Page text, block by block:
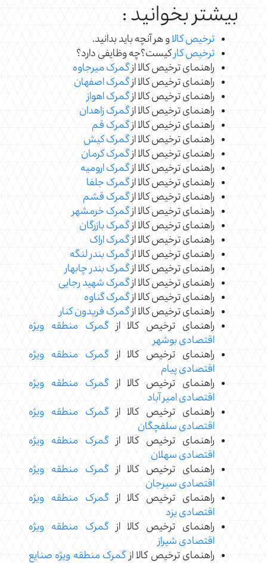
بیشتر بخوانید :
ترخیص کالاو هر آنچه باید بدانید.
ترخیص کارکیست؟چه وظایفی دارد؟
راهنمای ترخیص کالا ازگمرک میرجاوه
راهنمای ترخیص کالا ازگمرک اصفهان
راهنمای ترخیص کالا ازگمرک اهواز
راهنمای ترخیص کالا ازگمرک زاهدان
راهنمای ترخیص کالا ازگمرک قم
راهنمای ترخیص کالا ازگمرک کیش
راهنمای ترخیص کالا ازگمرک کرمان
راهنمای ترخیص کالا ازگمرک ارومیه
راهنمای ترخیص کالا ازگمرک جلفا
راهنمای ترخیص کالا ازگمرک قشم
راهنمای ترخیص کالا ازگمرک خرمشهر
راهنمای ترخیص کالا ازگمرک بازرگان
راهنمای ترخیص کالا ازگمرک اراک
راهنمای ترخیص کالا ازگمرک بندر لنگه
راهنمای ترخیص کالا ازگمرک بندر چابهار
راهنمای ترخیص کالا ازگمرک شهید رجایی
راهنمای ترخیص کالا ازگمرک گناوه
راهنمای ترخیص کالا ازگمرک فریدون کنار
راهنمای ترخیص کالا ازگمرک منطقه ویژه
اقتصادی بوشهر
راهنمای ترخیص کالا ازگمرک منطقه ویژه
اقتصادی پیام
راهنمای ترخیص کالا ازگمرک منطقه ویژه
اقتصادی امیر آباد
راهنمای ترخیص کالا ازگمرک منطقه ویژه
اقتصادی سلفچگان
راهنمای ترخیص کالا ازگمرک منطقه ویژه
اقتصادی سهلان
راهنمای ترخیص کالا ازگمرک منطقه ویژه
اقتصادی سیرجان
راهنمای ترخیص کالا ازگمرک منطقه ویژه
اقتصادی یزد
راهنمای ترخیص کالا ازگمرک منطقه ویژه
اقتصادی شیراز
راهنمای ترخیص کالا ازگمرک منطقه ویژه صنایع